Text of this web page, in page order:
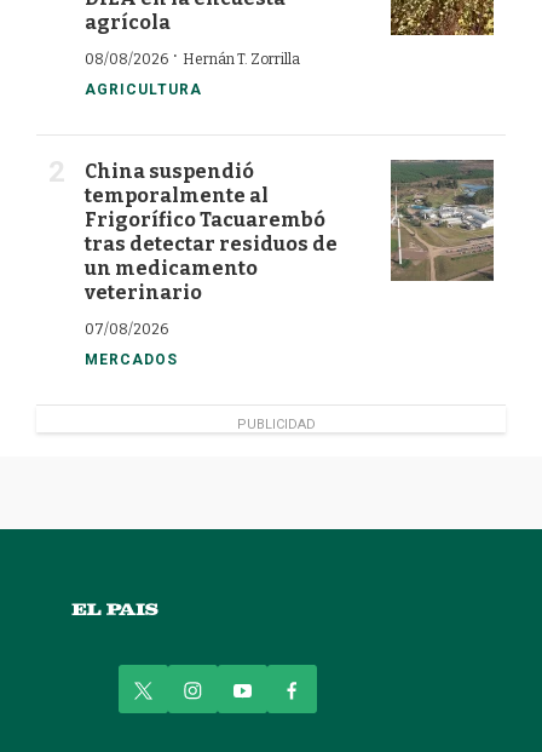
agrícola
08/08/2026 · Hernán T. Zorrilla
AGRICULTURA
China suspendió
temporalmente al
Frigorífico Tacuarembó
tras detectar residuos de
un medicamento
veterinario
07/08/2026
MERCADOS
PUBLICIDAD
w
i
n
y
o
a